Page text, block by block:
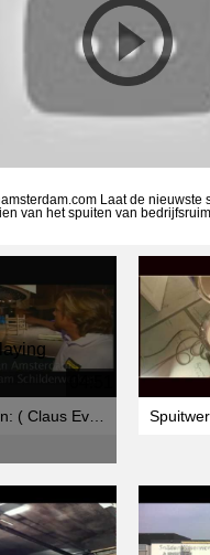
Laat de nieuwste
van het spuiten van